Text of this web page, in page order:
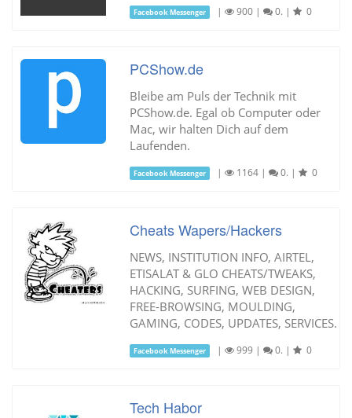
Facebook Messenger | 900 | 0. | 0
PCShow.de
Bleibe am Puls der Technik mit
PCShow.de. Egal ob Computer oder
Mac, wir halten Dich auf dem
Laufenden.
Facebook Messenger | 1164 | 0. | 0
Cheats Wapers/Hackers
NEWS, INSTITUTION INFO, AIRTEL,
ETISALAT & GLO CHEATS/TWEAKS,
HACKING, SURFING, WEB DESIGN,
FREE-BROWSING, MOULDING,
GAMING, CODES, UPDATES, SERVICES.
Facebook Messenger | 999 | 0. | 0
Tech Habor